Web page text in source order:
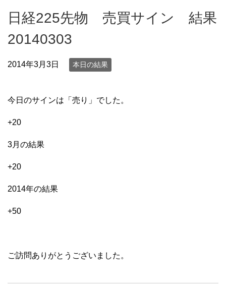
日経225先物 売買サイン 結果
20140303
2014年3月3日 本日の結果
今日のサインは「売り」でした。
+20
3月の結果
+20
2014年の結果
+50
ご訪問ありがとうございました。